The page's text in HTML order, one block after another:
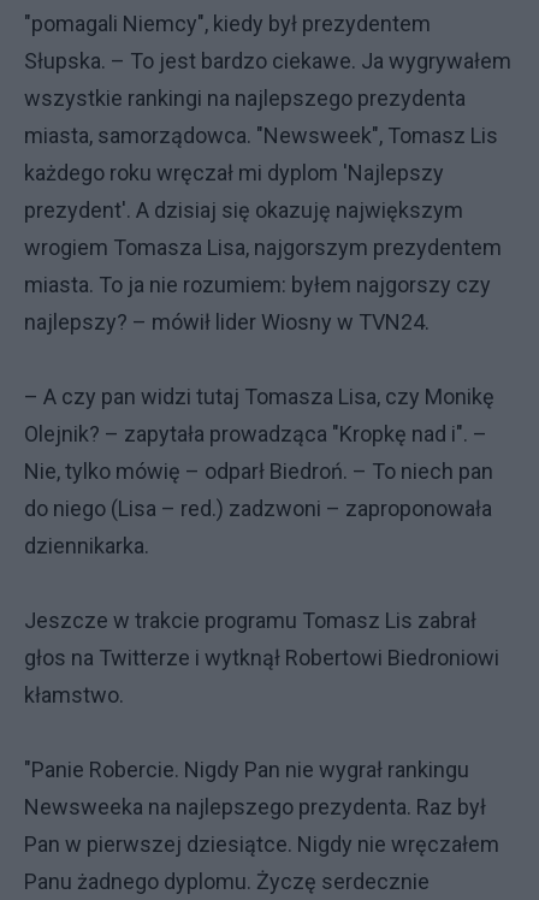
"pomagali Niemcy", kiedy był prezydentem
Słupska. – To jest bardzo ciekawe. Ja wygrywałem
wszystkie rankingi na najlepszego prezydenta
miasta, samorządowca. "Newsweek", Tomasz Lis
każdego roku wręczał mi dyplom 'Najlepszy
prezydent'. A dzisiaj się okazuję największym
wrogiem Tomasza Lisa, najgorszym prezydentem
miasta. To ja nie rozumiem: byłem najgorszy czy
najlepszy? – mówił lider Wiosny w TVN24.
– A czy pan widzi tutaj Tomasza Lisa, czy Monikę
Olejnik? – zapytała prowadząca "Kropkę nad i". –
Nie, tylko mówię – odparł Biedroń. – To niech pan
do niego (Lisa – red.) zadzwoni – zaproponowała
dziennikarka.
Jeszcze w trakcie programu Tomasz Lis zabrał
głos na Twitterze i wytknął Robertowi Biedroniowi
kłamstwo.
"Panie Robercie. Nigdy Pan nie wygrał rankingu
Newsweeka na najlepszego prezydenta. Raz był
Pan w pierwszej dziesiątce. Nigdy nie wręczałem
Panu żadnego dyplomu. Życzę serdecznie